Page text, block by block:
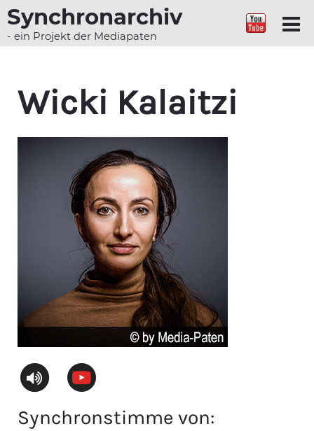
Synchronarchiv
- ein Projekt der Mediapaten
Wicki Kalaitzi
Synchronstimme von: